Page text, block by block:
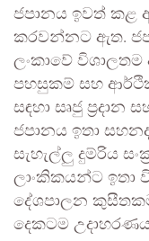
ජපානය ඉවත් කළ
කරවන්නට ඇත.
ලංකාවේ
පහසුකම් සහ
සඳහා සෘජු ප්‍රදාන
ජපානය ඉතා
සැහැල්ලු දුම්රිය
ලාංකිකයන්ට ඉතා
දේශපාලන
දෙකටම